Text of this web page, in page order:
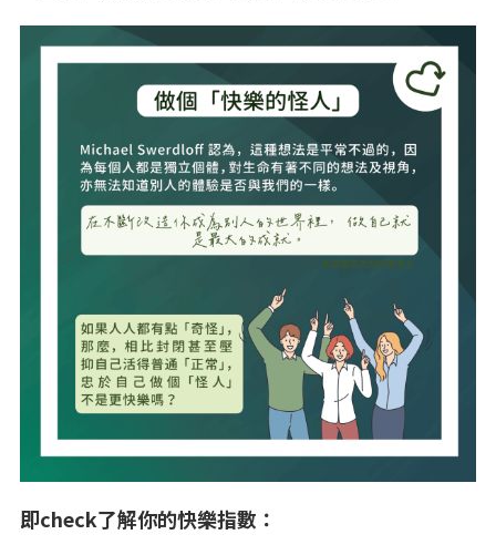
即check了解你的快樂指數：